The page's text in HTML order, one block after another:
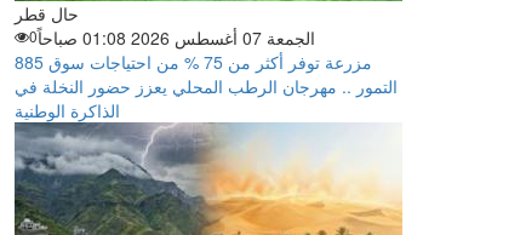
حال قطر
الجمعة 07 أغسطس 2026 01:08 صباحاً
0
885 مزرعة توفر أكثر من 75 % من احتياجات سوق
التمور .. مهرجان الرطب المحلي يعزز حضور النخلة في
الذاكرة الوطنية